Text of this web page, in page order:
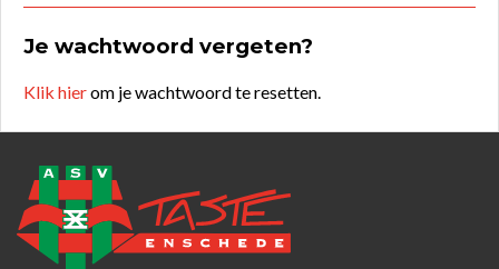
Je wachtwoord vergeten?
Klik hierom je wachtwoord te resetten.